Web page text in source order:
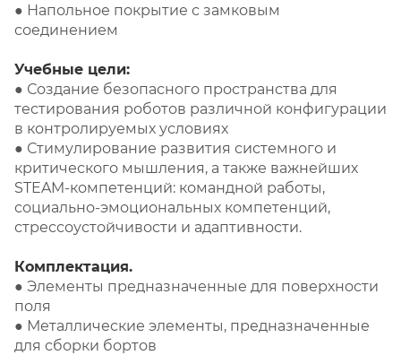
● Напольное покрытие с замковым
соединением
Учебные цели:
● Создание безопасного пространства для
тестирования роботов различной конфигурации
в контролируемых условиях
● Стимулирование развития системного и
критического мышления, а также важнейших
STEAM-компетенций: командной работы,
социально-эмоциональных компетенций,
стрессоустойчивости и адаптивности.
Комплектация.
● Элементы предназначенные для поверхности
поля
● Металлические элементы, предназначенные
для сборки бортов